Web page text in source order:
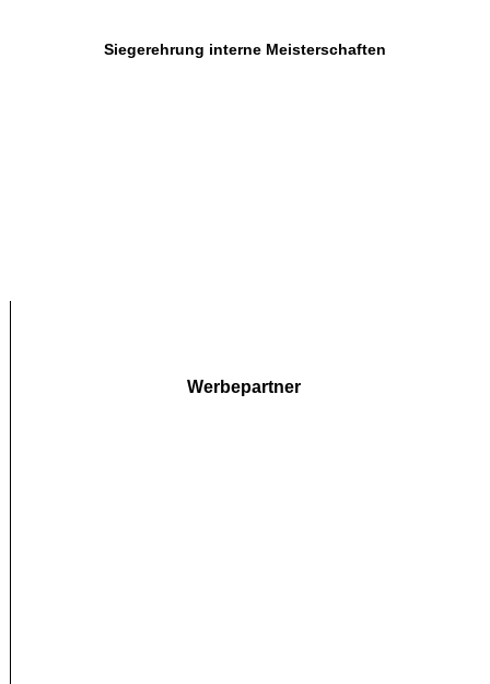
Siegerehrung interne Meisterschaften
Werbepartner